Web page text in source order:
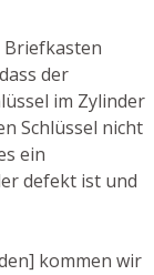
Briefkasten
der
im Zylinder
Schlüssel nicht
ein
defekt ist und
kommen wir